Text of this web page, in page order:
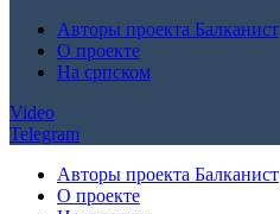
Авторы проекта Балканист
О проекте
На српском
Video
Telegram
Авторы проекта Балканист
О проекте